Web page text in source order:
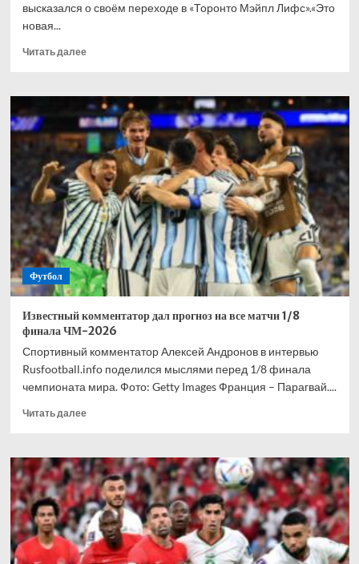
высказался о своём переходе в «Торонто Мэйпл Лифс».«Это
новая...
Читать далееПрочитать
Бобровский
признался,
что
взволнован
своим
переходом
в
«Торонто»
Футбол
Известный комментатор дал прогноз на все матчи 1/8
финала ЧМ-2026
Спортивный комментатор Алексей Андронов в интервью
Rusfootball.info поделился мыслями перед 1/8 финала
чемпионата мира. Фото: Getty Images Франция – Парагвай....
Читать далееПрочитать
Известный
комментатор
дал
прогноз
на
все
матчи